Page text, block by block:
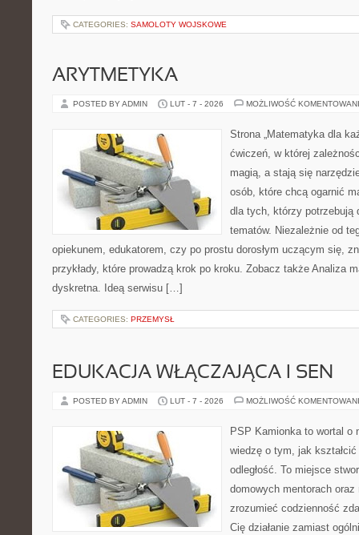
CATEGORIES: SAMOLOTY WOJSKOWE
ARYTMETYKA
POSTED BY ADMIN LUT - 7 - 2026 MOŻLIWOŚĆ
Strona „Matematyka dla
ćwiczeń, w której
magią, a stają się
osób, które chcą ogarnić
dla tych, którzy potrzebują
tematów. Niezależnie od
opiekunem, edukatorem, czy po prostu dorosłym uczącym się,
przykłady, które prowadzą krok po kroku. Zobacz także Analiza
dyskretna. Ideą serwisu […]
CATEGORIES: PRZEMYSŁ
EDUKACJA WŁĄCZAJĄCA I SEN
POSTED BY ADMIN LUT - 7 - 2026 MOŻLIWOŚĆ
PSP Kamionka to wortal o
wiedzę o tym, jak
odległość. To miejsce
domowych mentorach
zrozumieć codzienność
Cię działanie zamiast